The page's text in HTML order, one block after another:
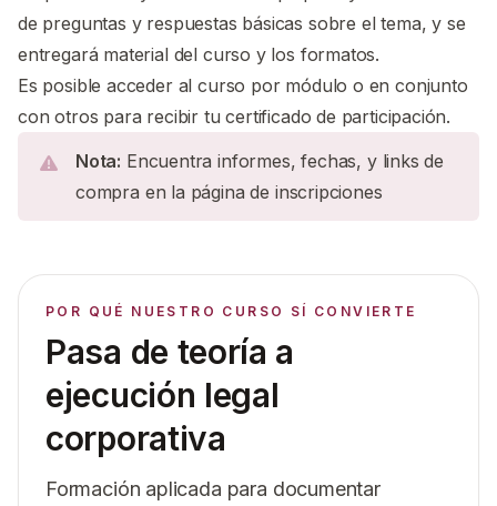
de preguntas y respuestas básicas sobre el tema, y se
entregará material del curso y los formatos.
Es posible acceder al curso por módulo o en conjunto
con otros para recibir tu certificado de participación.
Nota: Encuentra informes, fechas, y links de
compra en la página de inscripciones
POR QUÉ NUESTRO CURSO SÍ CONVIERTE
Pasa de teoría a
ejecución legal
corporativa
Formación aplicada para documentar